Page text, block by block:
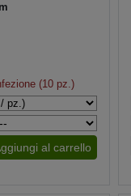
(10 pz.)
al carrello